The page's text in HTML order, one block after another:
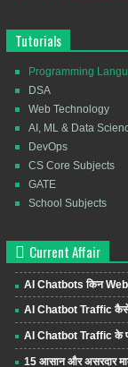
Tutorials
Programming
DSA
Web Technology
AI, ML & Data
DevOps
CS Core Subjects
GATE
School Subjects
Current Affair
AI Chatbots किन
AI Chatbot Traffic
AI Chatbot Traffic के
15 आसान और असरदार